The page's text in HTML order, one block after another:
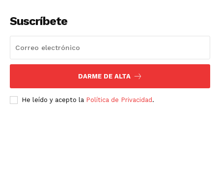
Suscríbete
DARME DE ALTA
He leído y acepto la Política de Privacidad .